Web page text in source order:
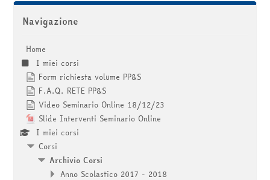
Salta Navigazione
Navigazione
Home
I miei corsi
Form richiesta volume PP&S
F.A.Q. RETE PP&S
Video Seminario Online 18/12/23
Slide Interventi Seminario Online
I miei corsi
Corsi
Archivio Corsi
Anno Scolastico 2017 - 2018